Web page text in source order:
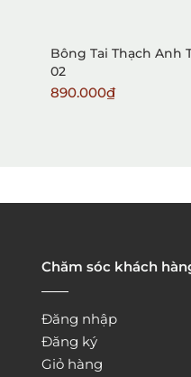
Bông Tai Thạch Anh
02
890.000₫
Chăm sóc khách
Đăng nhập
Đăng ký
Giỏ hàng